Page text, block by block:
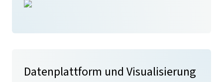
Datenplattform und Visualisierung